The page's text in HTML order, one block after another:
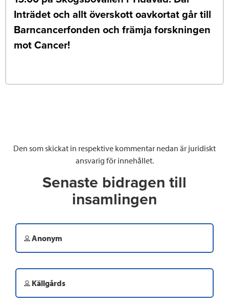
Inträdet och allt överskott oavkortat går till
Barncancerfonden och främja forskningen
mot Cancer!
Den som skickat in respektive kommentar nedan är juridiskt
ansvarig för innehållet.
Senaste bidragen till
insamlingen
Anonym
Källgårds